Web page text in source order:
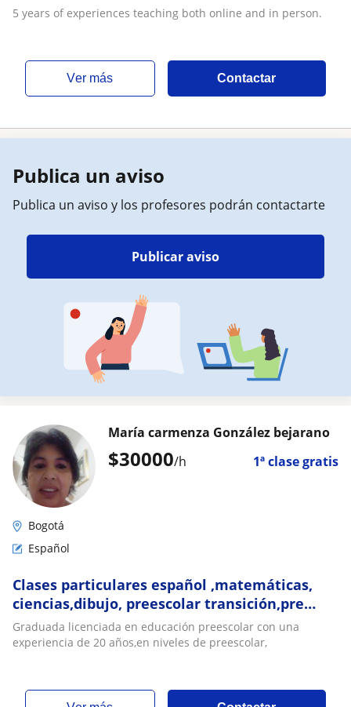
5 years of experiences teaching both online and in person.
ver más Contactar
Publica un aviso
Publica un aviso y los profesores podrán contactarte
Publicar aviso
$30000/h 1ª clase gratis
María carmenza González bejarano
Bogotá
Español
Clases particulares español ,matemáticas,
ciencias,dibujo, preescolar transición,pre
jardín
Graduada licenciada en educación preescolar con una
experiencia de 20 años,en niveles de preescolar,